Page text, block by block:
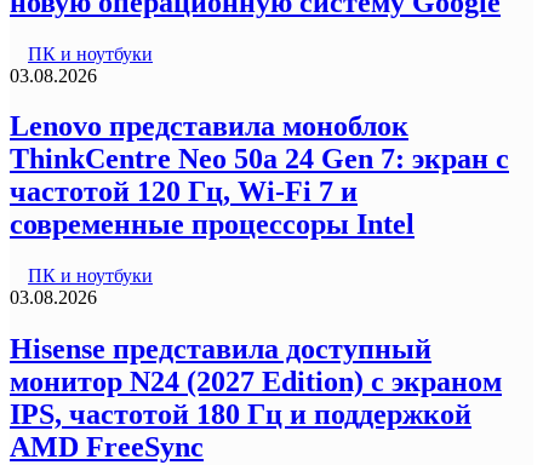
ПК и ноутбуки
03.08.2026
Lenovo представила моноблок
ThinkCentre Neo 50a 24 Gen 7: экран с
частотой 120 Гц, Wi-Fi 7 и
современные процессоры Intel
ПК и ноутбуки
03.08.2026
Hisense представила доступный
монитор N24 (2027 Edition) с экраном
IPS, частотой 180 Гц и поддержкой
AMD FreeSync